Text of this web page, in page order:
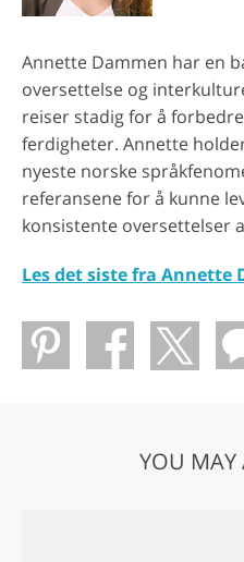
Annette Dammen har en
oversettelse og
reiser stadig for å
ferdigheter. Annette
nyeste norske
referansene for å kunne
konsistente oversettelser
Les det siste fra Annette
YOU MAY